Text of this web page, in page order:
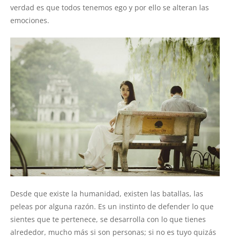
verdad es que todos tenemos ego y por ello se alteran las
emociones.
Desde que existe la humanidad, existen las batallas, las
peleas por alguna razón. Es un instinto de defender lo que
sientes que te pertenece, se desarrolla con lo que tienes
alrededor, mucho más si son personas; si no es tuyo quizás